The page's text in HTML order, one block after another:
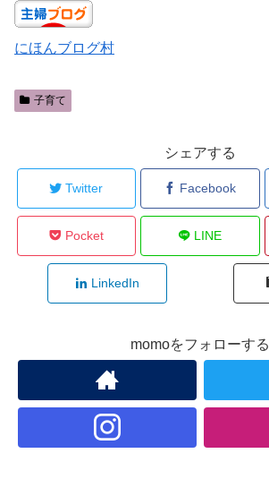
にほんブログ村
子育て
シェアする
Twitter Facebook
Pocket LINE
LinkedIn
momoをフォローする